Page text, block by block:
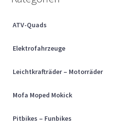
Über uns
ATV-Quads
Elektrofahrzeuge
Leichtkrafträder – Motorräder
Mofa Moped Mokick
Pitbikes – Funbikes